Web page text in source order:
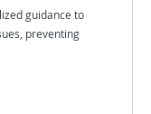
guidance to
preventing